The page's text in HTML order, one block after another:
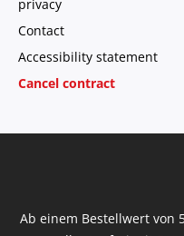
privacy
Contact
Accessibility statement
Cancel contract
Ab einem Bestellwert von